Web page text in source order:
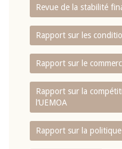
Revue de la stabilité
Rapport sur les
Rapport sur le
Rapport sur la
l‘UEMOA
Rapport sur la